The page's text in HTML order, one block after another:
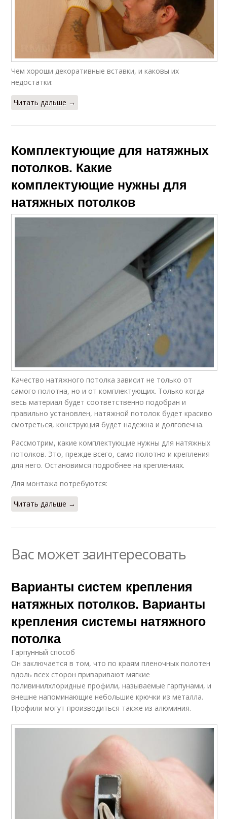
Чем хороши декоративные вставки, и каковы их
недостатки:
Читать дальше →
Комплектующие для натяжных
потолков. Какие
комплектующие нужны для
натяжных потолков
Качество натяжного потолка зависит не только от
самого полотна, но и от комплектующих. Только когда
весь материал будет соответственно подобран и
правильно установлен, натяжной потолок будет красиво
смотреться, конструкция будет надежна и долговечна.
Рассмотрим, какие комплектующие нужны для натяжных
потолков. Это, прежде всего, само полотно и крепления
для него. Остановимся подробнее на креплениях.
Для монтажа потребуются:
Читать дальше →
Вас может заинтересовать
Варианты систем крепления
натяжных потолков. Варианты
крепления системы натяжного
потолка
Гарпунный способ
Он заключается в том, что по краям пленочных полотен
вдоль всех сторон приваривают мягкие
поливинилхлоридные профили, называемые гарпунами, и
внешне напоминающие небольшие крючки из металла.
Профили могут производиться также из алюминия.